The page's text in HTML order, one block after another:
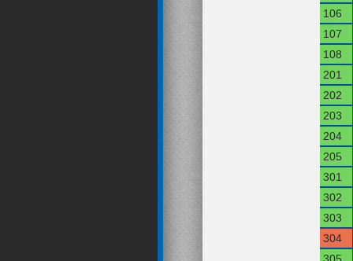
106
107
108
201
202
203
204
205
301
302
303
304